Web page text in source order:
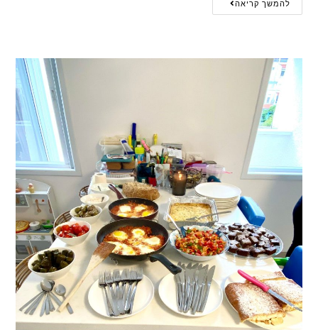
להמשך קריאה